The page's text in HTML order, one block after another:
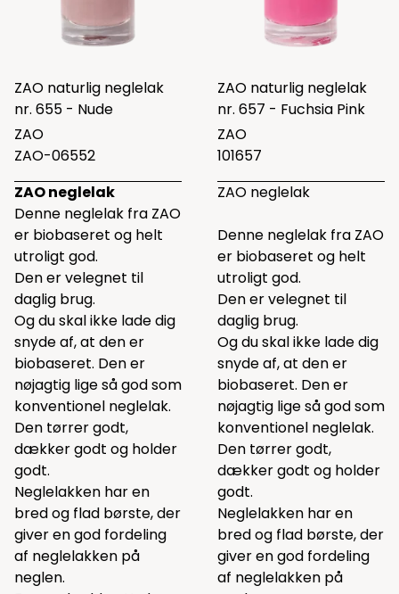
ZAO naturlig neglelak
nr. 655 - Nude
ZAO
ZAO-06552
ZAO neglelak
Denne neglelak fra ZAO
er biobaseret og helt
utroligt god.
Den er velegnet til
daglig brug.
Og du skal ikke lade dig
snyde af, at den er
biobaseret. Den er
nøjagtig lige så god som
konventionel neglelak.
Den tørrer godt,
dækker godt og holder
godt.
Neglelakken har en
bred og flad børste, der
giver en god fordeling
af neglelakken på
neglen.
ZAO naturlig neglelak
nr. 657 - Fuchsia Pink
ZAO
101657
ZAO neglelak
Denne neglelak fra ZAO
er biobaseret og helt
utroligt god.
Den er velegnet til
daglig brug.
Og du skal ikke lade dig
snyde af, at den er
biobaseret. Den er
nøjagtig lige så god som
konventionel neglelak.
Den tørrer godt,
dækker godt og holder
godt.
Neglelakken har en
bred og flad børste, der
giver en god fordeling
af neglelakken på